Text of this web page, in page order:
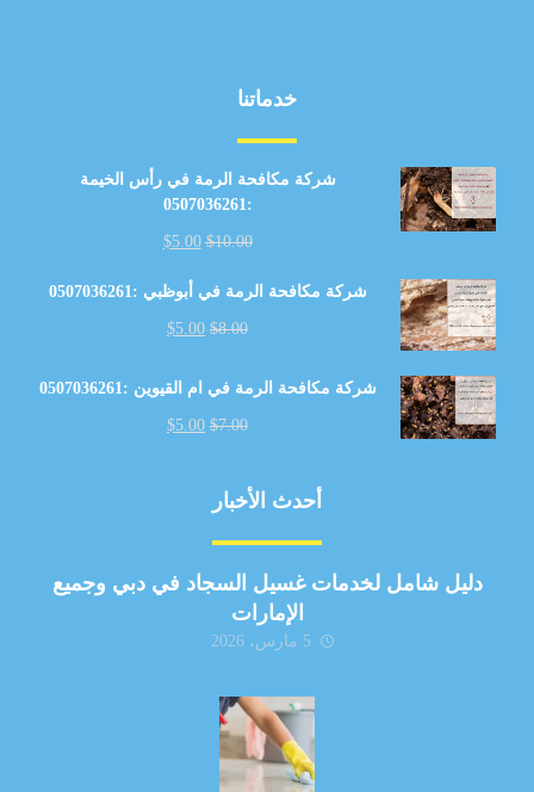
خدماتنا
شركة مكافحة الرمة في رأس الخيمة
:0507036261
$10.00
$5.00
شركة مكافحة الرمة في أبوظبي :0507036261
$8.00
$5.00
شركة مكافحة الرمة في ام القيوين :0507036261
$7.00
$5.00
أحدث الأخبار
دليل شامل لخدمات غسيل السجاد في دبي وجميع
الإمارات
5 مارس، 2026